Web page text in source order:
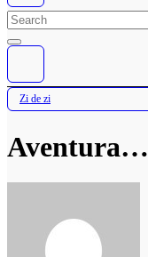
Zi de zi
Aventura…